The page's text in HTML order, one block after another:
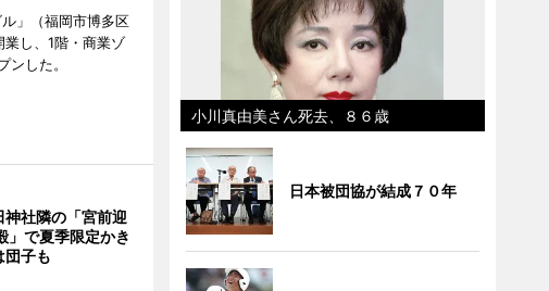
」（福岡市博多区
し、1階・商業ゾ
ンした。
神社隣の「宮前迎
」で夏季限定かき
子も
小川真由美さん死去、８６歳
日本被団協が結成７０年